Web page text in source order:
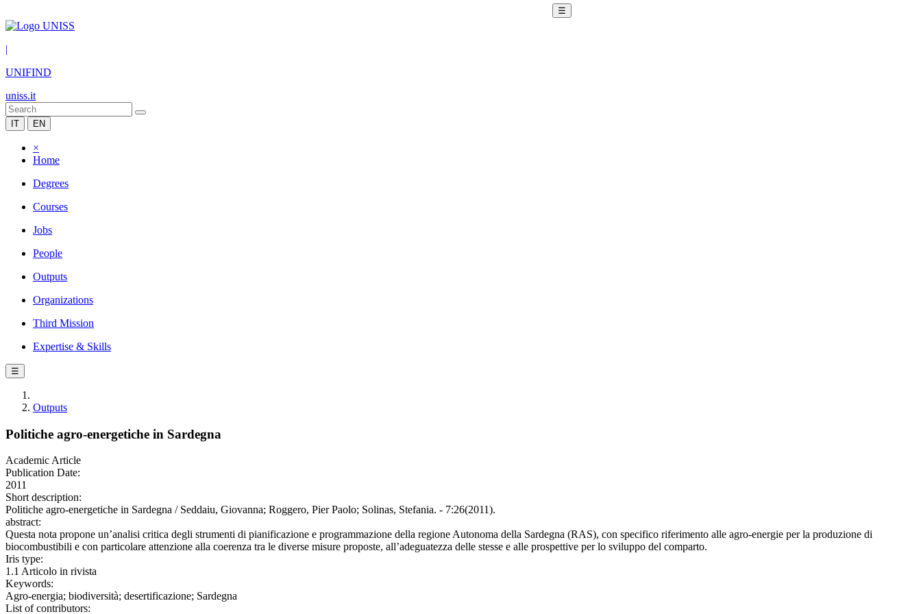
☰
|
UNIFIND
uniss.it
IT EN
×
Home
Degrees
Courses
Jobs
People
Outputs
Organizations
Third Mission
Expertise & Skills
☰
Outputs
Politiche agro-energetiche in Sardegna
Academic Article
Publication Date:
2011
Short description:
Politiche agro-energetiche in Sardegna / Seddaiu, Giovanna; Roggero, Pier Paolo; Solinas, Stefania. - 7:26(2011).
abstract:
Questa nota propone un’analisi critica degli strumenti di pianificazione e programmazione della regione Autonoma della Sardegna (RAS), con specifico riferimento alle agro-energie per la produzione di
biocombustibili e con particolare attenzione alla coerenza tra le diverse misure proposte, all’adeguatezza delle stesse e alle prospettive per lo sviluppo del comparto.
Iris type:
1.1 Articolo in rivista
Keywords:
Agro-energia; biodiversità; desertificazione; Sardegna
List of contributors: